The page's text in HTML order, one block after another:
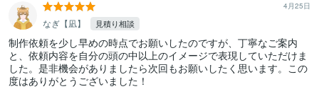
4月25日
なぎ【凪】 見積り相談
制作依頼を少し早めの時点でお願いしたのですが、丁寧なご案内
と、依頼内容を自分の頭の中以上のイメージで表現していただけま
した。是非機会がありましたら次回もお願いしたく思います。この
度はありがとうございました！